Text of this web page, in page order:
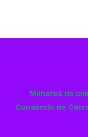
Milhares de
Consórcio de